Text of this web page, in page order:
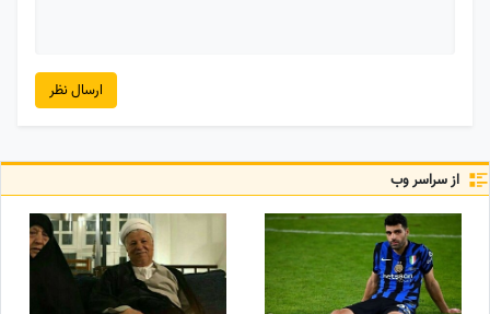
ارسال نظر
از سراسر وب